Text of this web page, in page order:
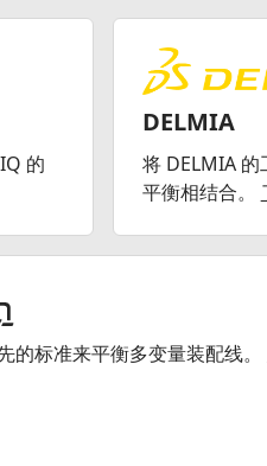
的
DELMIA
将 DELMIA 的
平衡相结合。
的标准来平衡多变量装配线。